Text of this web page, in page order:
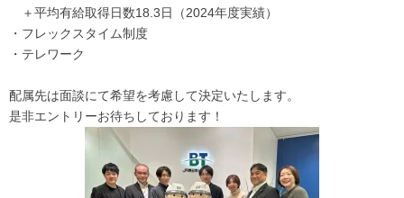
＋平均有給取得日数18.3日（2024年度実績）
・フレックスタイム制度
・テレワーク
配属先は面談にて希望を考慮して決定いたします。
是非エントリーお待ちしております！